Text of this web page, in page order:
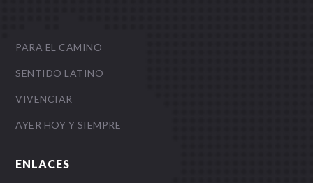
PARA EL CAMINO
SENTIDO LATINO
VIVENCIAR
AYER HOY Y SIEMPRE
ENLACES